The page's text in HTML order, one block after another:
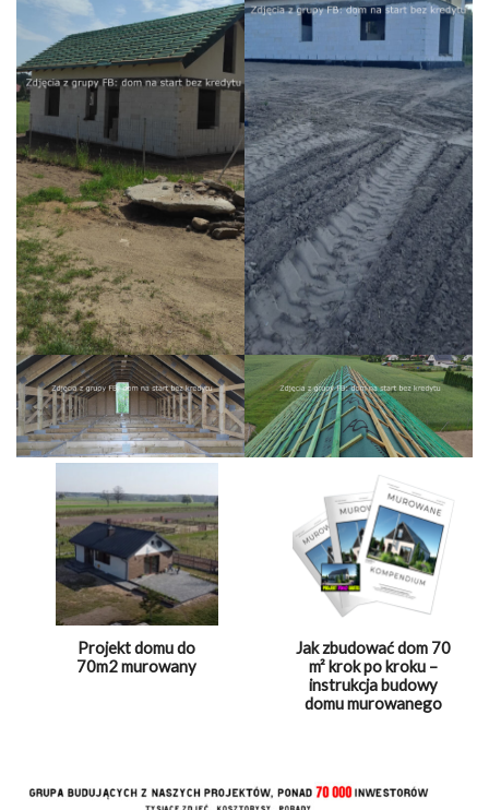
Projekt domu do
70m2 murowany
Jak zbudować dom 70
m² krok po kroku –
instrukcja budowy
domu murowanego